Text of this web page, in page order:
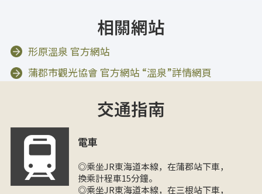
相關網站
形原溫泉 官方網站
蒲郡市觀光協會 官方網站 “溫泉”詳情網頁
交通指南
電車
◎乘坐JR東海道本線，在蒲郡站下車，
換乘計程車15分鐘。
◎乘坐JR東海道本線，在三根站下車，